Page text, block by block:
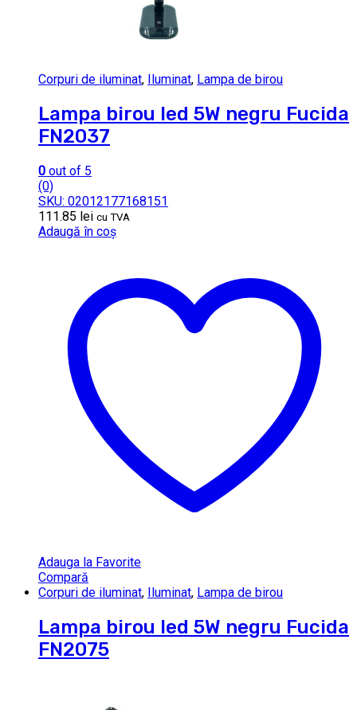
Corpuri de iluminat, Iluminat, Lampa de birou
Lampa birou led 5W negru Fucida
FN2037
0 out of 5
(0)
SKU: 02012177168151
111.85 lei cu TVA
Adaugă în coș
Adauga la Favorite
Compară
Corpuri de iluminat, Iluminat, Lampa de birou
Lampa birou led 5W negru Fucida
FN2075